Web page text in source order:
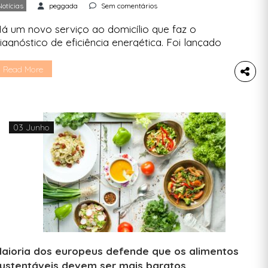
peggada Sem comentários
um novo serviço ao domicílio que faz o
de eficiência energética. Foi lançado
generalizada. É a situação habitual
Read More
03 Junho
dos europeus defende que os alimentos
devem ser mais baratos